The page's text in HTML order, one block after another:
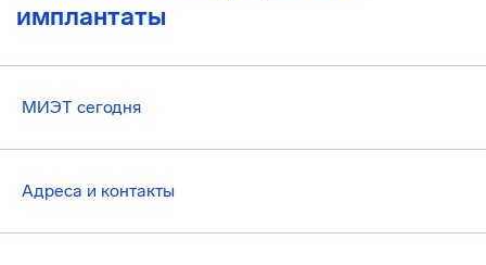
имплантаты
МИЭТ сегодня
Адреса и контакты